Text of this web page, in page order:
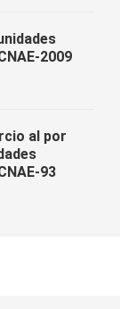
2009
al por
93